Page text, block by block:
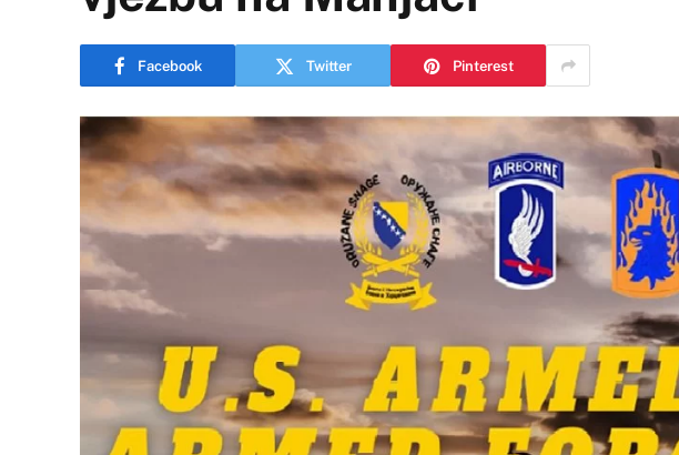
Facebook Twitter Pinterest